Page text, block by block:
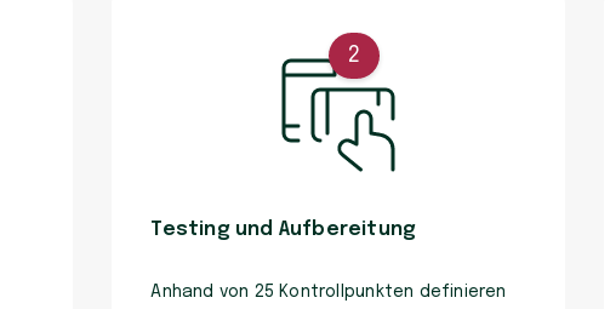
2
Testing und Aufbereitung
Anhand von 25 Kontrollpunkten definieren